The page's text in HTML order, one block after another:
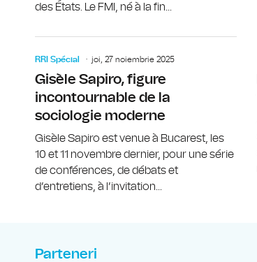
des États. Le FMI, né à la fin...
RRI Spécial joi, 27 noiembrie 2025
Gisèle Sapiro, figure
incontournable de la
sociologie moderne
Gisèle Sapiro est venue à Bucarest, les
10 et 11 novembre dernier, pour une série
de conférences, de débats et
d’entretiens, à l’invitation...
Parteneri